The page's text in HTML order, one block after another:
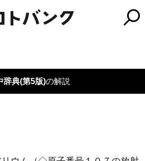
辞典(第5版)の解説